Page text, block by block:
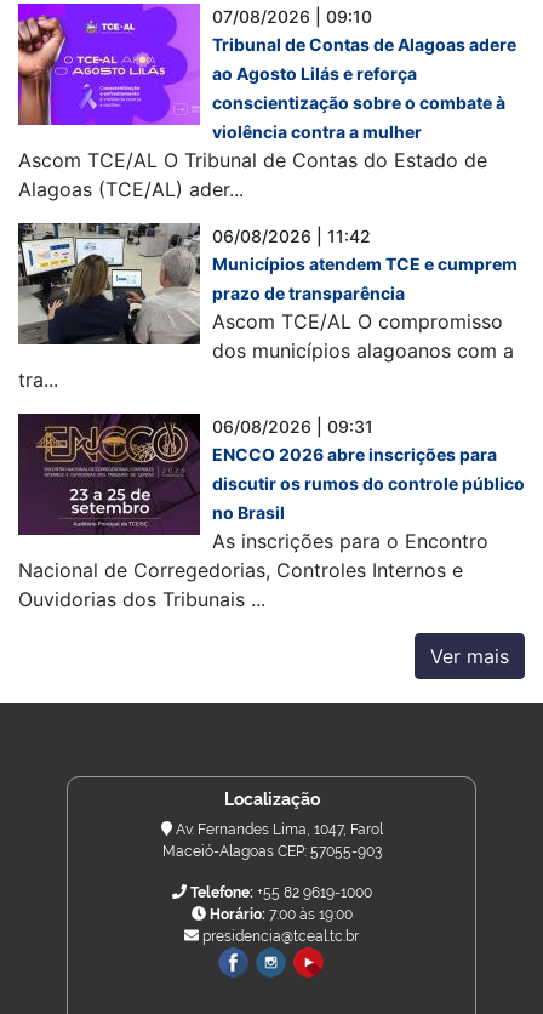
07/08/2026 | 09:10
Tribunal de Contas de Alagoas adere
ao Agosto Lilás e reforça
conscientização sobre o combate à
violência contra a mulher
Ascom TCE/AL O Tribunal de Contas do Estado de
Alagoas (TCE/AL) ader...
06/08/2026 | 11:42
Municípios atendem TCE e cumprem
prazo de transparência
Ascom TCE/AL O compromisso
dos municípios alagoanos com a
tra...
06/08/2026 | 09:31
ENCCO 2026 abre inscrições para
discutir os rumos do controle público
no Brasil
As inscrições para o Encontro
Nacional de Corregedorias, Controles Internos e
Ouvidorias dos Tribunais ...
Ver mais
Localização
Av. Fernandes Lima, 1047, Farol
Maceió-Alagoas CEP: 57055-903
Telefone:+55 82 9619-1000
Horário:7:00 às 19:00
presidencia@tceal.tc.br